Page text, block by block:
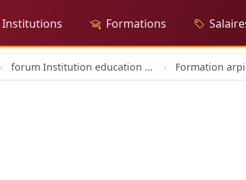
Institutions Formations
forum Institution education formation